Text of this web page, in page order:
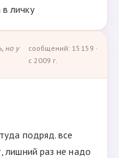
личку
но у
сообщений: 15159 ·
с 2009 г.
подряд. все
лишний раз не надо